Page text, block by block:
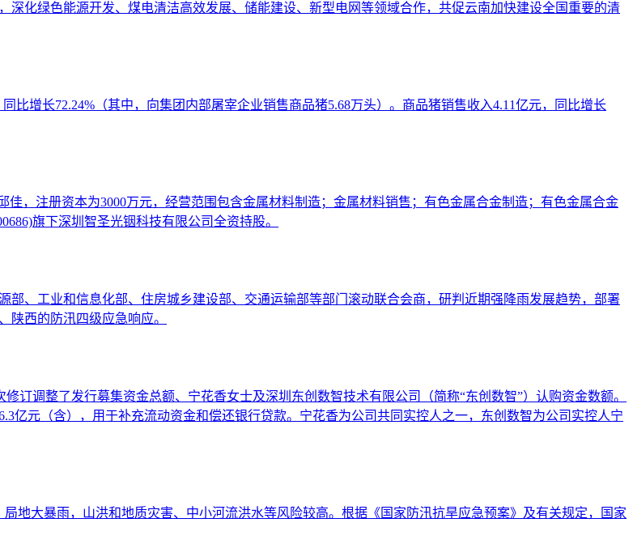
化绿色能源开发、煤电清洁高效发展、储能建设、新型电网等领域合作，共促云南加快建设全国重要的清
比增长72.24%（其中，向集团内部屠宰企业销售商品猪5.68万头）。商品猪销售收入4.11亿元，同比增长
，注册资本为3000万元，经营范围包含金属材料制造；金属材料销售；有色金属合金制造；有色金属合金
旗下深圳智圣光铟科技有限公司全资持股。
、工业和信息化部、住房城乡建设部、交通运输部等部门滚动联合会商，研判近期强降雨发展趋势，部署
陕西的防汛四级应急响应。
订调整了发行募集资金总额、宁花香女士及深圳东创数智技术有限公司（简称“东创数智”）认购资金数额。
亿元（含），用于补充流动资金和偿还银行贷款。宁花香为公司共同实控人之一，东创数智为公司实控人宁
地大暴雨，山洪和地质灾害、中小河流洪水等风险较高。根据《国家防汛抗旱应急预案》及有关规定，国家